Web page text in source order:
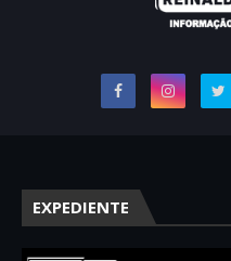
EXPEDIENTE